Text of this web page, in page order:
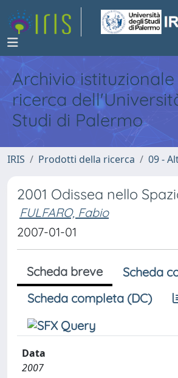
Archivio
ricerca
Studi di Palermo
IRIS Prodotti della ricerca 09 -
2001 Odissea nello
FULFARO, Fabio
2007-01-01
Scheda breve
Scheda
Scheda completa (DC)
Data
2007